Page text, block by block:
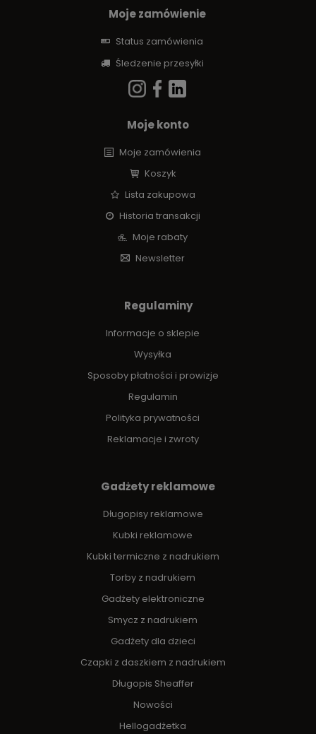
Moje zamówienie
Status zamówienia
Śledzenie przesyłki
Moje konto
Moje zamówienia
Koszyk
Lista zakupowa
Historia transakcji
Moje rabaty
Newsletter
Regulaminy
Informacje o sklepie
Wysyłka
Sposoby płatności i prowizje
Regulamin
Polityka prywatności
Reklamacje i zwroty
Gadżety reklamowe
Długopisy reklamowe
Kubki reklamowe
Kubki termiczne z nadrukiem
Torby z nadrukiem
Gadżety elektroniczne
Smycz z nadrukiem
Gadżety dla dzieci
Czapki z daszkiem z nadrukiem
Długopis Sheaffer
Nowości
Hellogadżetka